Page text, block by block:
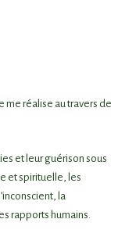
réalise au travers de
et leur guérison sous
et spirituelle, les
la
rapports humains.